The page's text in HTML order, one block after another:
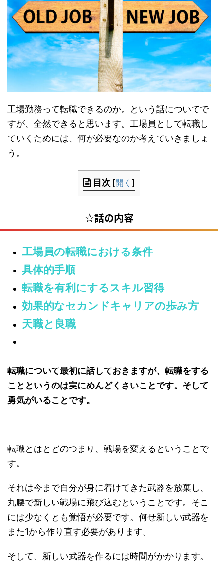
工場勤務って転職できるのか。という話についてで
すが、全然できると思います。工場員として転職し
ていくためには、何が必要なのか考えていきましょ
う。
目次 [開く ]
☆話の内容
工場員の転職における条件
具体的手順
転職を有利にするスキル習得
効果的なセカンドキャリアの歩み方
天職と良職
転職について最初に話しておきますが、転職をする
ことというのは実にめんどくさいことです。そして
勇気がいることです。
転職とはとどのつまり、戦場を変えるということで
す。
それは今まで自分が身に着けてきた武器を放棄し、
丸腰で新しい戦場に飛び込むということです。そこ
には少なくとも覚悟が必要です。何せ新しい武器を
また1から作り直す必要があります。
そして、新しい武器を作るには時間がかかります。